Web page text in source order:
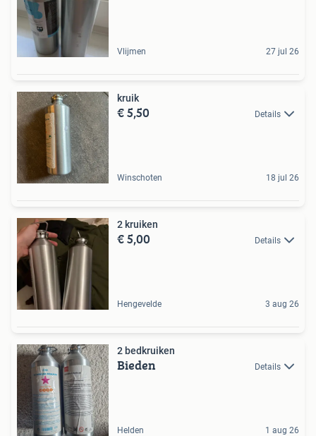
Vlijmen 27 jul 26
kruik
€ 5,50 Details
Winschoten 18 jul 26
2 kruiken
€ 5,00 Details
Hengevelde 3 aug 26
2 bedkruiken
Bieden Details
Helden 1 aug 26